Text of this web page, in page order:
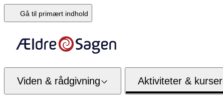
Gå til primært indhold
Viden & rådgivning Aktiviteter & kurser